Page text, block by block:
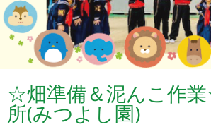
保育所情報
お知らせ一覧
カレンダー
女性の働きやすい職場づくり
☆畑準備＆泥んこ作
所(みつよし園)